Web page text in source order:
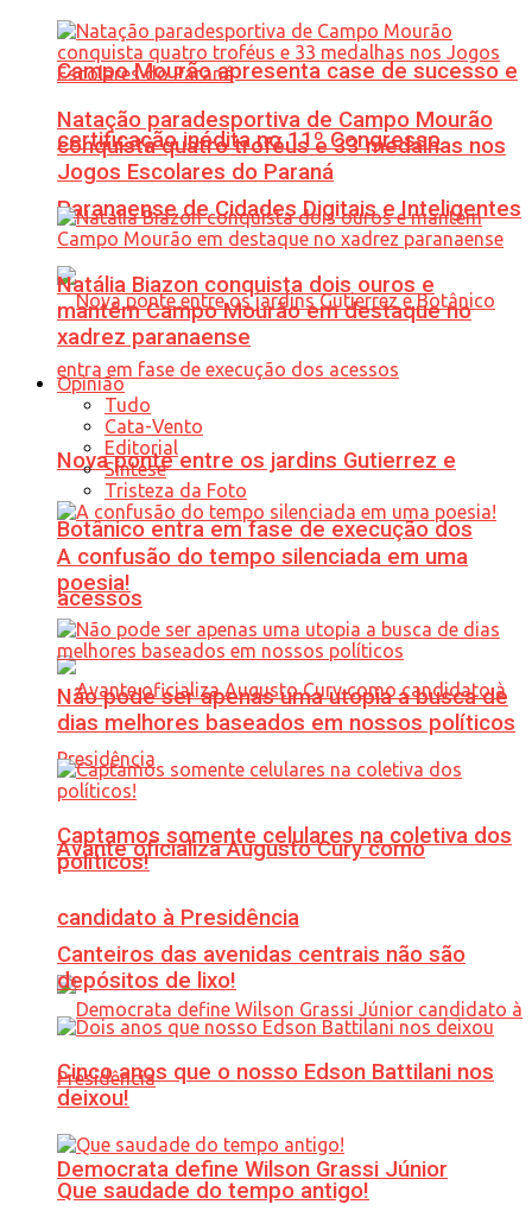
Campo Mourão apresenta case de sucesso e
certificação inédita no 11º Congresso
Paranaense de Cidades Digitais e Inteligentes
Nova ponte entre os jardins Gutierrez e
Botânico entra em fase de execução dos
acessos
Avante oficializa Augusto Cury como
candidato à Presidência
Democrata define Wilson Grassi Júnior
Natação paradesportiva de Campo Mourão
conquista quatro troféus e 33 medalhas nos
Jogos Escolares do Paraná
Natália Biazon conquista dois ouros e
mantém Campo Mourão em destaque no
xadrez paranaense
Opinião
Tudo
Cata-Vento
Editorial
Síntese
Tristeza da Foto
A confusão do tempo silenciada em uma
poesia!
Não pode ser apenas uma utopia a busca de
dias melhores baseados em nossos políticos
Captamos somente celulares na coletiva dos
políticos!
Canteiros das avenidas centrais não são
depósitos de lixo!
Cinco anos que o nosso Edson Battilani nos
deixou!
Que saudade do tempo antigo!